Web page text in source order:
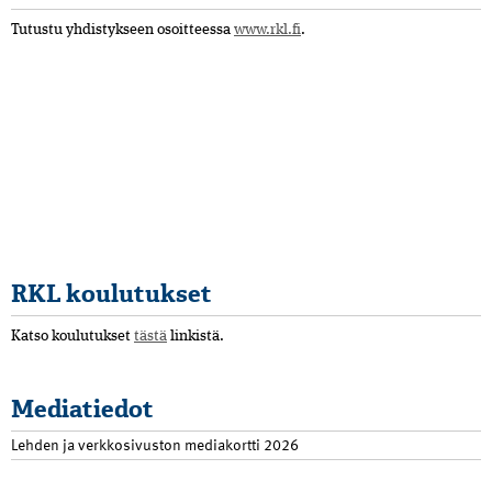
Tutustu yhdistykseen osoitteessa www.rkl.fi.
RKL koulutukset
Katso koulutukset tästä linkistä.
Mediatiedot
Lehden ja verkkosivuston mediakortti 2026